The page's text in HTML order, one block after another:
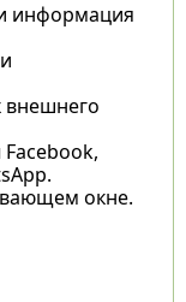
информация
внешнего
окне.